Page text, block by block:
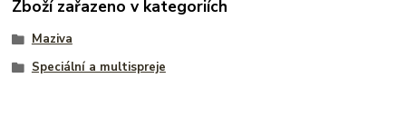
Zboží zařazeno v kategoriích
Maziva
Speciální a multispreje